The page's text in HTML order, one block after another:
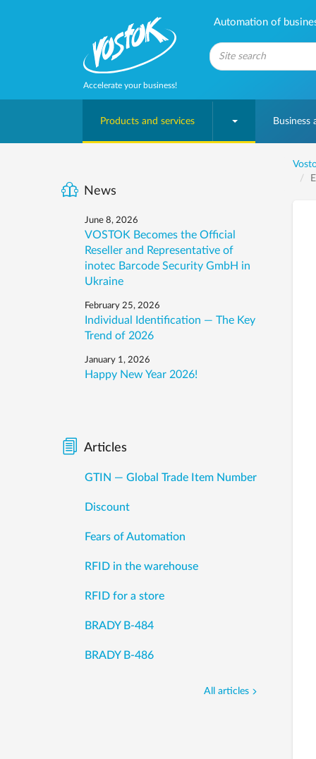
Accelerate your business!
Automation of
Products and services Business
News
June 8, 2026
VOSTOK Becomes the Official
Reseller and Representative of
inotec Barcode Security GmbH in
Ukraine
February 25, 2026
Individual Identification — The Key
Trend of 2026
January 1, 2026
Happy New Year 2026!
Articles
GTIN — Global Trade Item Number
Discount
Fears of Automation
RFID in the warehouse
RFID for a store
BRADY B-484
BRADY B-486
All articles